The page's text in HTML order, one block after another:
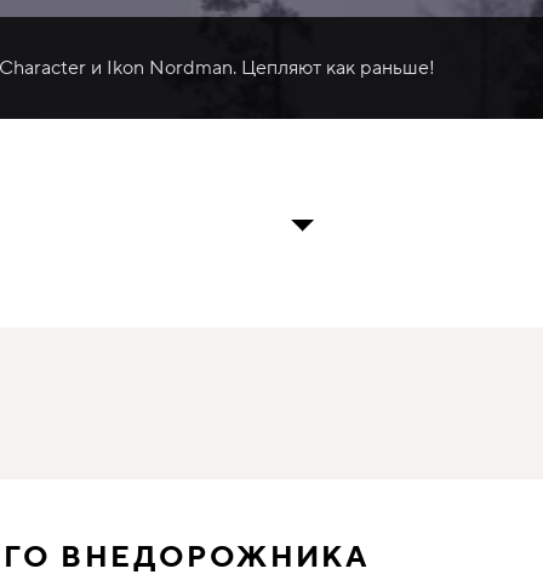
и Ikon Nordman. Цепляют как раньше!
ВНЕДОРОЖНИКА